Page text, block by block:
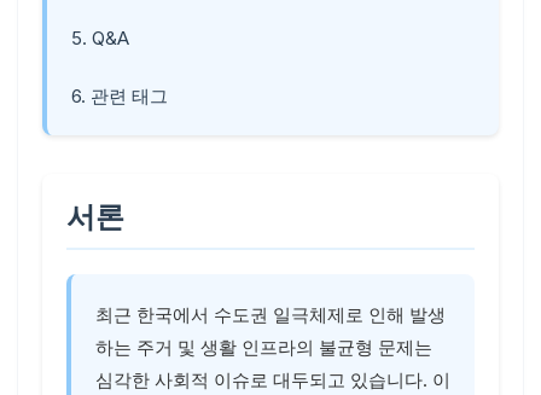
5. Q&A
6. 관련 태그
서론
최근 한국에서 수도권 일극체제로 인해 발생
하는 주거 및 생활 인프라의 불균형 문제는
심각한 사회적 이슈로 대두되고 있습니다. 이